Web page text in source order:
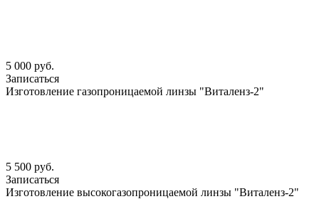
5 000 руб.
Записаться
Изготовление газопроницаемой линзы "Виталенз-2"
5 500 руб.
Записаться
Изготовление высокогазопроницаемой линзы "Виталенз-2"